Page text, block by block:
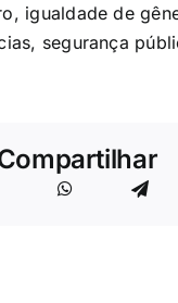
, igualdade de
, segurança